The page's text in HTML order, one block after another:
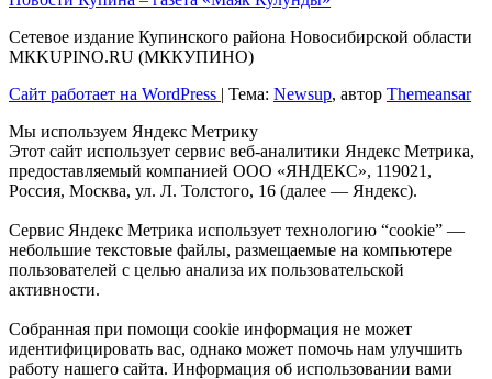
Сетевое издание Купинского района Новосибирской области
МКKUPINO.RU (МККУПИНО)
Сайт работает на WordPress
Тема: Newsup, автор Themeansar
Мы используем Яндекс Метрику
Этот сайт использует сервис веб-аналитики Яндекс Метрика,
предоставляемый компанией ООО «ЯНДЕКС», 119021,
Россия, Москва, ул. Л. Толстого, 16 (далее — Яндекс).
Сервис Яндекс Метрика использует технологию “cookie” —
небольшие текстовые файлы, размещаемые на компьютере
пользователей с целью анализа их пользовательской
активности.
Собранная при помощи cookie информация не может
идентифицировать вас, однако может помочь нам улучшить
работу нашего сайта. Информация об использовании вами